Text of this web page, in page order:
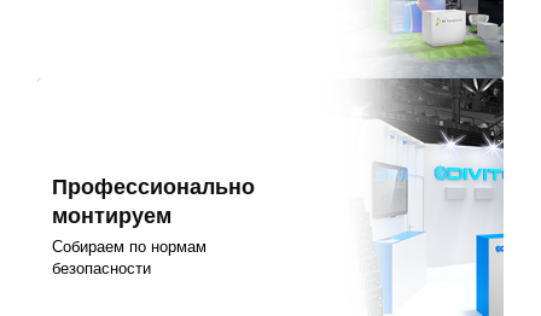
Профессионально
монтируем
Собираем по нормам
безопасности